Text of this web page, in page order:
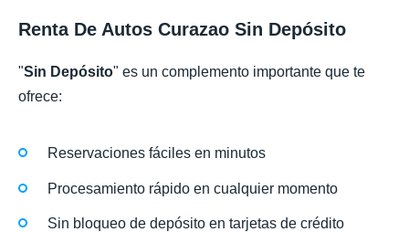
Renta De Autos Curazao Sin Depósito
"Sin Depósito" es un complemento importante que te
ofrece:
Reservaciones fáciles en minutos
Procesamiento rápido en cualquier momento
Sin bloqueo de depósito en tarjetas de crédito